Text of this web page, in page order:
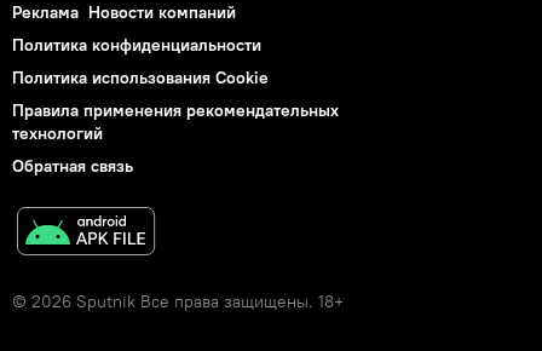
Реклама Новости компаний
Политика конфиденциальности
Политика использования Cookie
Правила применения рекомендательных
технологий
Обратная связь
© 2026 Sputnik Все права защищены. 18+